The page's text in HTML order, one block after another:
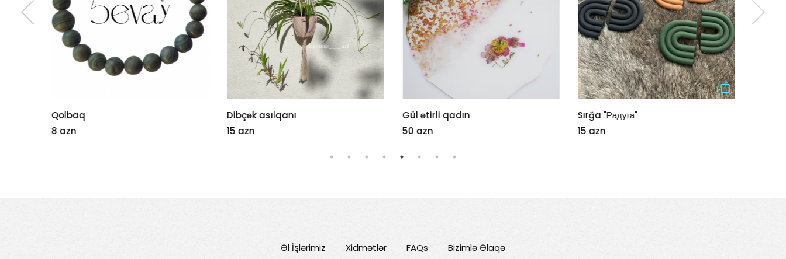
Qolbaq
8 azn
Dibçək asılqanı
15 azn
Gül ətirli qadın
50 azn
Sırğa "Радуга"
15 azn
Əl İşlərimiz Xidmətlər FAQs Bizimlə Əlaqə